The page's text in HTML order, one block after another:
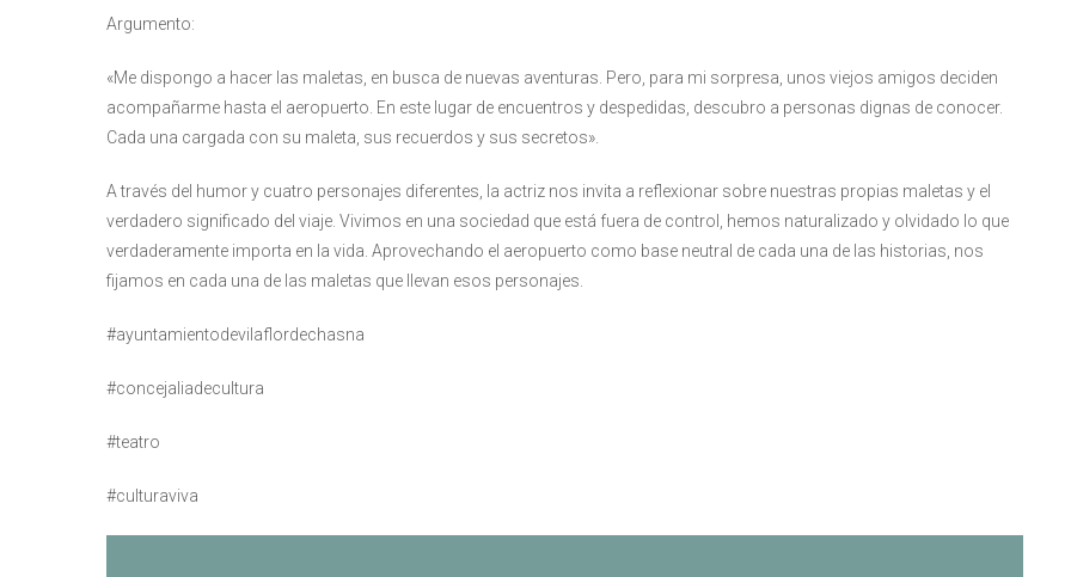
Argumento:
«Me dispongo a hacer las maletas, en busca de nuevas aventuras. Pero, para mi sorpresa, unos viejos amigos deciden
acompañarme hasta el aeropuerto. En este lugar de encuentros y despedidas, descubro a personas dignas de conocer.
Cada una cargada con su maleta, sus recuerdos y sus secretos».
A través del humor y cuatro personajes diferentes, la actriz nos invita a reflexionar sobre nuestras propias maletas y el
verdadero significado del viaje. Vivimos en una sociedad que está fuera de control, hemos naturalizado y olvidado lo que
verdaderamente importa en la vida. Aprovechando el aeropuerto como base neutral de cada una de las historias, nos
fijamos en cada una de las maletas que llevan esos personajes.
#ayuntamientodevilaflordechasna
#concejaliadecultura
#teatro
#culturaviva